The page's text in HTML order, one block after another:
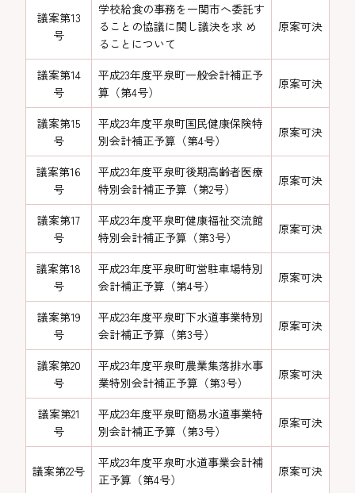
議案第13
号
学校給食の事務を一関市へ委託す
ることの協議に関し議決を求 め
ることについて
原案可決
議案第14
号
平成23年度平泉町一般会計補正予
算（第4号）
原案可決
議案第15
号
平成23年度平泉町国民健康保険特
別会計補正予算（第4号）
原案可決
議案第16
号
平成23年度平泉町後期高齢者医療
特別会計補正予算（第2号）
原案可決
議案第17
号
平成23年度平泉町健康福祉交流館
特別会計補正予算（第3号）
原案可決
議案第18
号
平成23年度平泉町町営駐車場特別
会計補正予算（第4号）
原案可決
議案第19
号
平成23年度平泉町下水道事業特別
会計補正予算（第3号）
原案可決
議案第20
号
平成23年度平泉町農業集落排水事
業特別会計補正予算（第3号）
原案可決
議案第21
号
平成23年度平泉町簡易水道事業特
別会計補正予算（第3号）
原案可決
議案第22号
平成23年度平泉町水道事業会計補
正予算（第4号）
原案可決